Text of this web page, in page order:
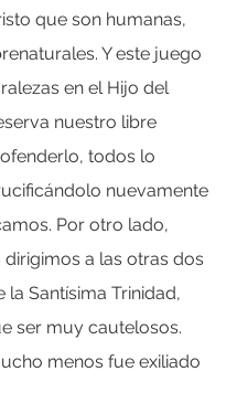
que son humanas,
Y este juego
en el Hijo del
nuestro libre
todos lo
nuevamente
Por otro lado,
a las otras dos
la Santísima Trinidad,
ser muy cautelosos.
menos fue exiliado